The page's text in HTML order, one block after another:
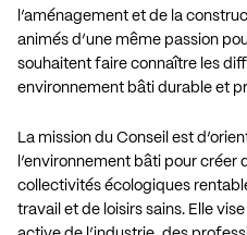
l’aménagement et de la
animés d’une même passion
souhaitent faire connaître les
environnement bâti durable et
La mission du Conseil est
l’environnement bâti pour créer
collectivités écologiques
travail et de loisirs sains. Elle